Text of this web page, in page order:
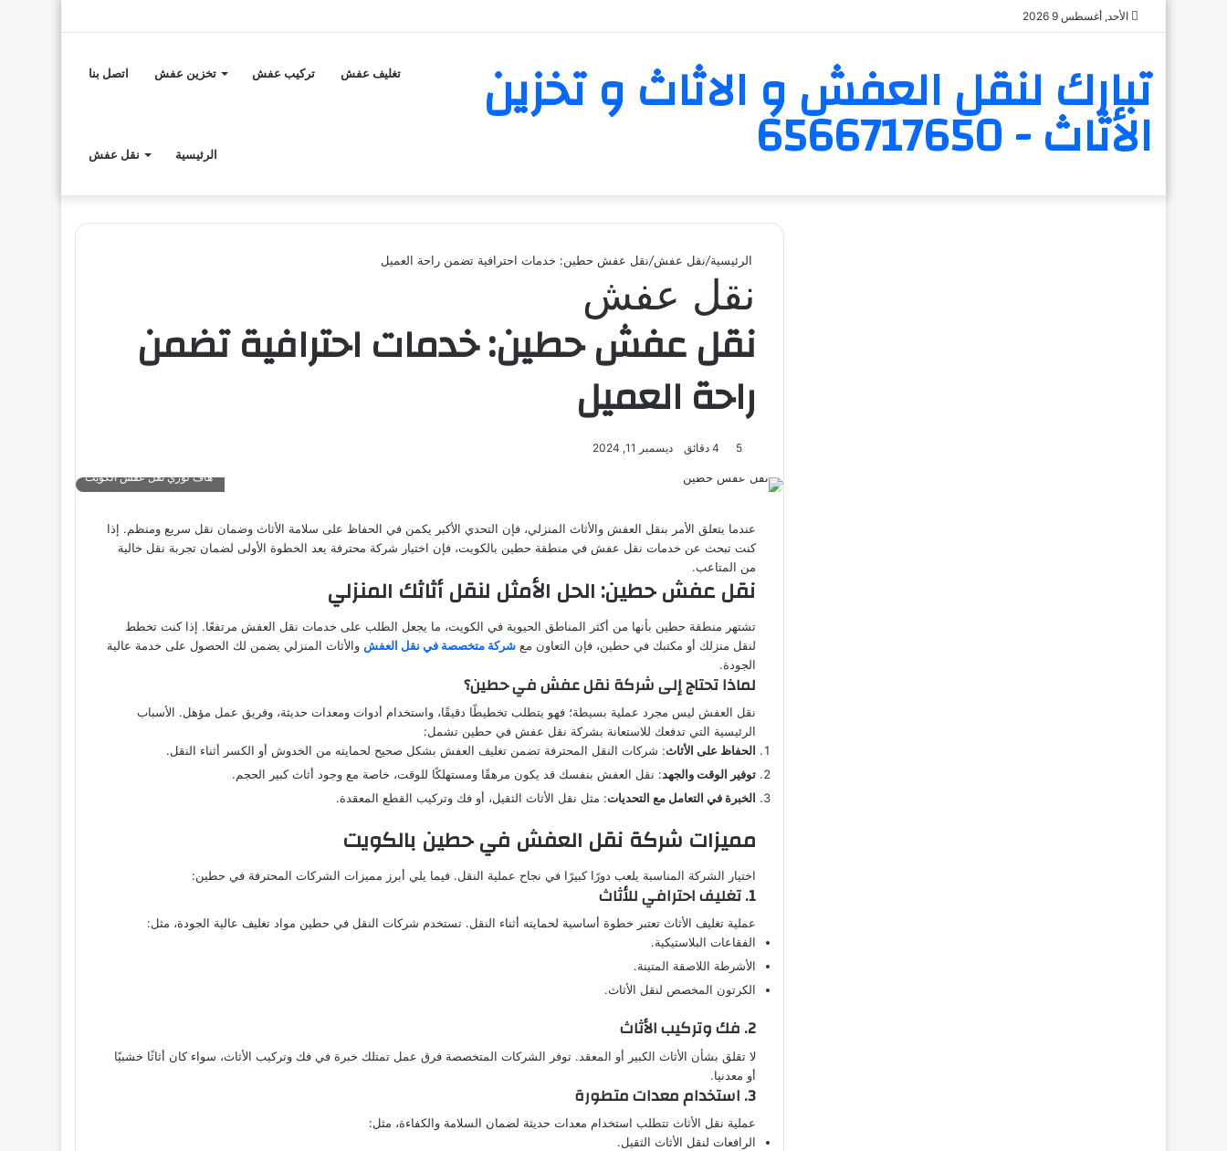
الأحد, أغسطس 9 2026
جانبي
تبارك لنقل العفش و الاثاث و تخزين
الأثاث - 6566717650
اتصل بنا تخزين عفش تركيب عفش تغليف عفش
نقل عفش الرئيسية
الرئيسية/نقل عفش/نقل عفش حطين: خدمات احترافية تضمن راحة العميل
نقل عفش
نقل عفش حطين: خدمات احترافية تضمن
راحة العميل
ديسمبر 11, 2024 5
هاف لوري نقل عفش الكويت
عندما يتعلق الأمر بنقل العفش والأثاث المنزلي، فإن التحدي الأكبر يكمن في الحفاظ على سلامة الأثاث وضمان نقل سريع ومنظم. إذا
كنت تبحث عن خدمات نقل عفش في منطقة حطين بالكويت، فإن اختيار شركة محترفة يعد الخطوة الأولى لضمان تجربة نقل خالية
من المتاعب.
نقل عفش حطين: الحل الأمثل لنقل أثاثك المنزلي
تشتهر منطقة حطين بأنها من أكثر المناطق الحيوية في الكويت، ما يجعل الطلب على خدمات نقل العفش مرتفعًا. إذا كنت تخطط
لنقل منزلك أو مكتبك في حطين، فإن التعاون معشركة متخصصة في نقل العفش والأثاث المنزلي يضمن لك الحصول على خدمة عالية
الجودة.
لماذا تحتاج إلى شركة نقل عفش في حطين؟
نقل العفش ليس مجرد عملية بسيطة؛ فهو يتطلب تخطيطًا دقيقًا، واستخدام أدوات ومعدات حديثة، وفريق عمل مؤهل. الأسباب
الرئيسية التي تدفعك للاستعانة بشركة نقل عفش في حطين تشمل:
الحفاظ على الأثاث: شركات النقل المحترفة تضمن تغليف العفش بشكل صحيح لحمايته من الخدوش أو الكسر أثناء النقل.
توفير الوقت والجهد: نقل العفش بنفسك قد يكون مرهقًا ومستهلكًا للوقت، خاصة مع وجود أثاث كبير الحجم.
الخبرة في التعامل مع التحديات: مثل نقل الأثاث الثقيل، أو فك وتركيب القطع المعقدة.
مميزات شركة نقل العفش في حطين بالكويت
اختيار الشركة المناسبة يلعب دورًا كبيرًا في نجاح عملية النقل. فيما يلي أبرز مميزات الشركات المحترفة في حطين:
1. تغليف احترافي للأثاث
عملية تغليف الأثاث تعتبر خطوة أساسية لحمايته أثناء النقل. تستخدم شركات النقل في حطين مواد تغليف عالية الجودة، مثل:
الفقاعات البلاستيكية.
الأشرطة اللاصقة المتينة.
الكرتون المخصص لنقل الأثاث.
2. فك وتركيب الأثاث
لا تقلق بشأن الأثاث الكبير أو المعقد. توفر الشركات المتخصصة فرق عمل تمتلك خبرة في فك وتركيب الأثاث، سواء كان أثاثًا خشبيًا
أو معدنيا.
3. استخدام معدات متطورة
عملية نقل الأثاث تتطلب استخدام معدات حديثة لضمان السلامة والكفاءة، مثل:
الرافعات لنقل الأثاث الثقيل.